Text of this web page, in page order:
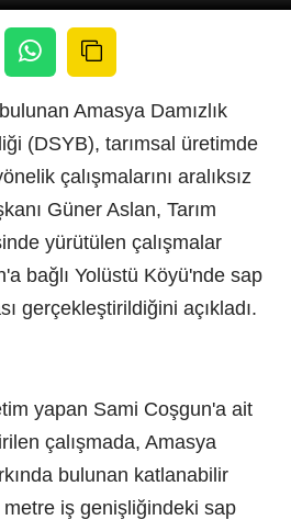
Amasya Damızlık
(DSYB), tarımsal üretimde
çalışmalarını aralıksız
Güner Aslan, Tarım
yürütülen çalışmalar
bağlı Yolüstü Köyü'nde sap
gerçekleştirildiğini açıkladı.
yapan Sami Coşgun'a ait
çalışmada, Amasya
bulunan katlanabilir
iş genişliğindeki sap